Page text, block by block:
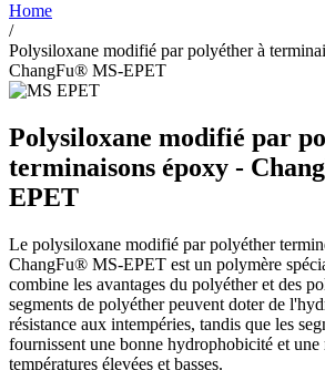
Home
/
Polysiloxane modifié par polyéther à
ChangFu® MS-EPET
Polysiloxane modifié par
terminaisons époxy -
EPET
Le polysiloxane modifié par polyéther
ChangFu® MS-EPET est un polymère
combine les avantages du polyéther et des
segments de polyéther peuvent doter de
résistance aux intempéries, tandis que les
fournissent une bonne hydrophobicité et une
températures élevées et basses.